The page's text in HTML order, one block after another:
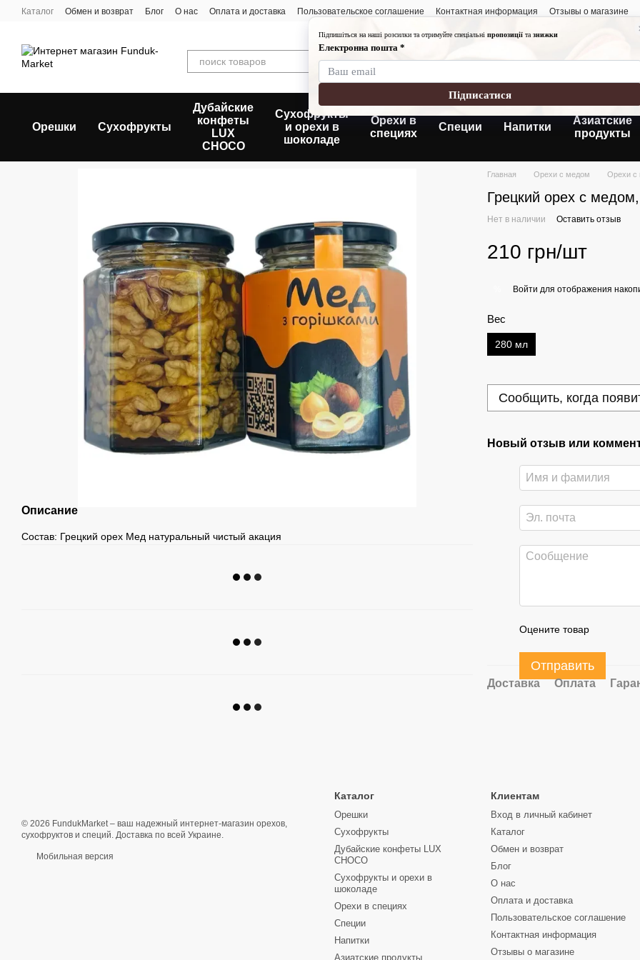
Перейти к основному контенту
Каталог Обмен и возврат Блог О нас Оплата и доставка Пользовательское соглашение Контактная информация Отзывы о магазине
График работы:
Понедельник-
Суббота-
Орешки Сухофрукты
Дубайские
конфеты
LUX
CHOCO
Сухофрукты
и орехи в
шоколаде
Орехи в
специях
Специи Напитки
Азиатские
продукты
Описание
Состав: Грецкий орех Мед натуральный чистый акация
Главная Орехи с медом Орехи с
Грецкий орех с
Нет в наличии Оставить отзыв
210 грн/шт
Войти для отображения
Вес
280 мл
Сообщить, когда
Новый отзыв или
Оцените товар
Отправить
Доставка Оплата
© 2026 FundukMarket – ваш надежный интернет-магазин орехов,
сухофруктов и специй. Доставка по всей Украине.
Мобильная версия
Каталог
Орешки
Сухофрукты
Дубайские конфеты LUX
CHOCO
Сухофрукты и орехи в
шоколаде
Орехи в специях
Специи
Напитки
Азиатские продукты
Клиентам
Вход в личный кабинет
Каталог
Обмен и возврат
Блог
О нас
Оплата и доставка
Пользовательское соглашение
Контактная информация
Отзывы о магазине